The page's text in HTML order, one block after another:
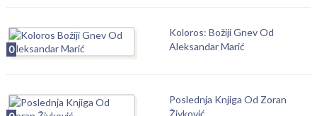
0
Koloros: Božiji Gnev Od
Aleksandar Marić
Poslednja Knjiga Od Zoran
Živković